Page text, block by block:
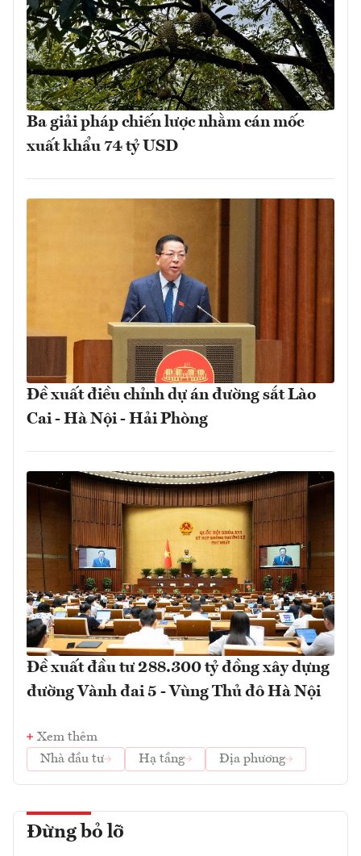
Ba giải pháp chiến lược nhằm cán mốc
xuất khẩu 74 tỷ USD
Đề xuất điều chỉnh dự án đường sắt Lào
Cai - Hà Nội - Hải Phòng
Đề xuất đầu tư 288.300 tỷ đồng xây dựng
đường Vành đai 5 - Vùng Thủ đô Hà Nội
Xem thêm
Nhà đầu tư
Hạ tầng Địa phương
Đừng bỏ lỡ